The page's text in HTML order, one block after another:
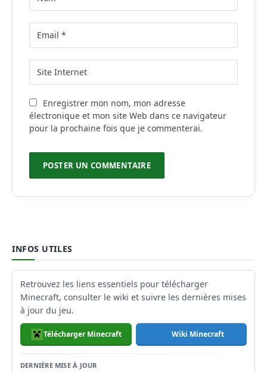
Enregistrer mon nom, mon adresse
électronique et mon site Web dans ce navigateur
pour la prochaine fois que je commenterai.
INFOS UTILES
Retrouvez les liens essentiels pour télécharger
Minecraft, consulter le wiki et suivre les dernières mises
à jour du jeu.
Télécharger Minecraft Wiki Minecraft
DERNIÈRE MISE À JOUR